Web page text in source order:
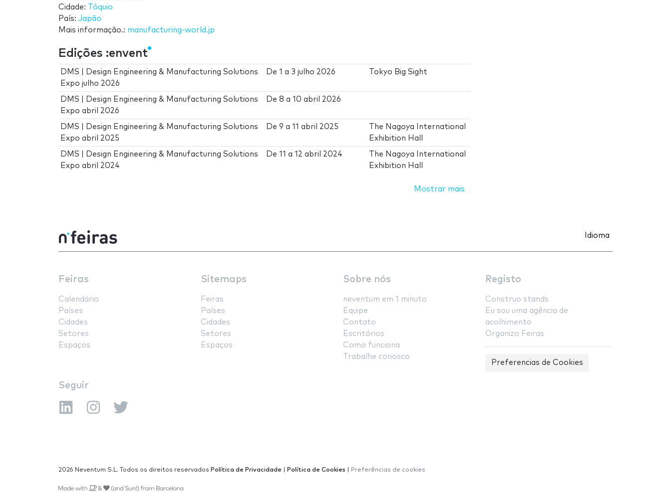
Cidade: Tóquio
País: Japão
Mais informação.: manufacturing-world.jp
Edições :envent
DMS | Design Engineering & Manufacturing Solutions
Expo julho 2026
De1 a 3 julho 2026 Tokyo Big Sight
DMS | Design Engineering & Manufacturing Solutions
Expo abril 2026
De8 a10 abril 2026
DMS | Design Engineering & Manufacturing Solutions
Expo abril 2025
De9 a11 abril 2025
The Nagoya International
Exhibition Hall
DMS | Design Engineering & Manufacturing Solutions
Expo abril 2024
De11 a12 abril 2024
The Nagoya International
Exhibition Hall
Mostrar mais
Idioma
Feiras
Calendário
Países
Cidades
Setores
Espaços
Sitemaps
Feiras
Países
Cidades
Setores
Espaços
Sobre nós
neventum em 1 minuto
Equipe
Contato
Escritórios
Como funciona
Trabalhe conosco
Registo
Construo stands
Eu sou uma agência de
acolhimento
Organizo Feiras
Preferencias de Cookies
Seguir
2026 Neventum S.L. Todos os direitos reservados Política de Privacidade Política de Cookies Preferências de cookies